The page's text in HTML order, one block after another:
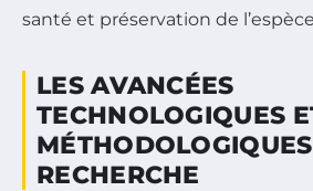
santé et préservation de
LES AVANCÉES
TECHNOLOGIQUES
RECHERCHE